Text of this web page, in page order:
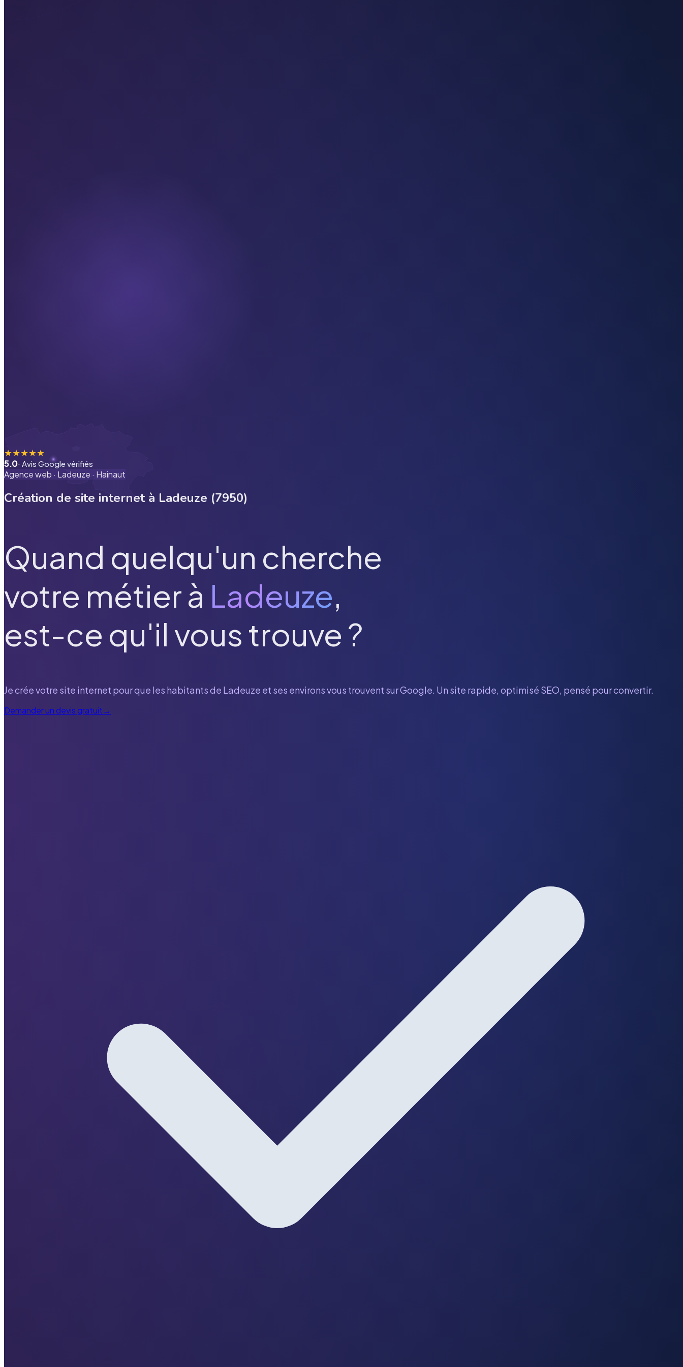
★★★★★
5.0· Avis Google vérifiés
Agence web · Ladeuze · Hainaut
Création de site internet à Ladeuze (7950)
Quand quelqu'un cherche
votre métier à Ladeuze,
est-ce qu'il vous trouve ?
Je crée votre site internet pour que les habitants de Ladeuze et ses environs vous trouvent sur Google. Un site rapide, optimisé SEO, pensé pour convertir.
Demander un devis gratuit→